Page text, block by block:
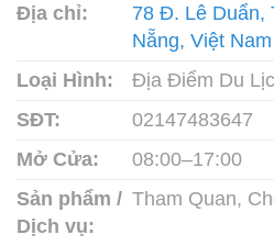
Địa chỉ:
78 Đ. Lê Duẩn,
Nẵng, Việt Nam
Loại Hình:
Địa Điểm Du
SĐT:
02147483647
Mở Cửa:
08:00–17:00
Sản phẩm /
Dịch vụ:
Tham Quan,